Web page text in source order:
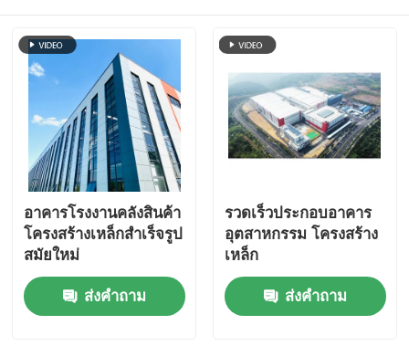
อาคารโรงงานคลังสินค้า
โครงสร้างเหล็กสำเร็จรูป
สมัยใหม่
ส่งคำถาม
รวดเร็วประกอบอาคาร
อุตสาหกรรม โครงสร้าง
เหล็ก
ส่งคำถาม